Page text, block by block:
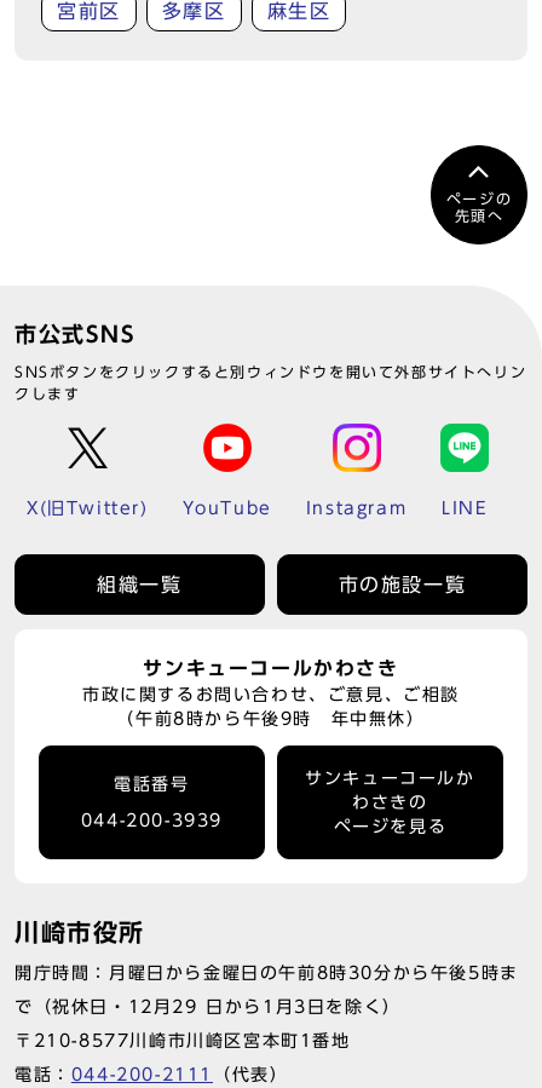
宮前区 多摩区 麻生区
ページの
先頭へ
市公式SNS
SNSボタンをクリックすると別ウィンドウを開いて外部サイトへリン
クします
X(旧Twitter) YouTube Instagram LINE
組織一覧 市の施設一覧
サンキューコールかわさき
市政に関するお問い合わせ、ご意見、ご相談
（午前8時から午後9時 年中無休）
電話番号
044-200-3939
サンキューコールか
わさきの
ページを見る
川崎市役所
開庁時間：月曜日から金曜日の午前8時30分から午後5時ま
で（祝休日・12月29 日から1月3日を除く）
〒210-8577川崎市川崎区宮本町1番地
電話： 044-200-2111 （代表）